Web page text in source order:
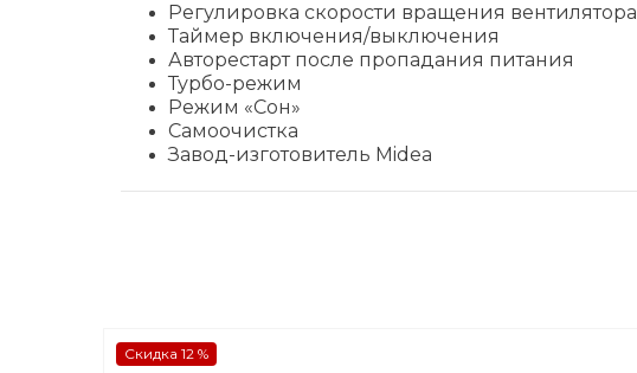
Регулировка скорости вращения вентилятора
Таймер включения/выключения
Авторестарт после пропадания питания
Турбо-режим
Режим «Сон»
Самоочистка
Завод-изготовитель Midea
Скидка 12 %